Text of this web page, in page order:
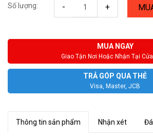
Số lượng: - +
MUA NGAY
Giao Tận Nơi Hoặc Nhận Tại
TRẢ GÓP QUA THẺ
Visa, Master, JCB
Thông tin sản phẩm Nhận xét